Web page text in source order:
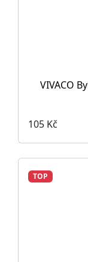
VIVACO
105 Kč
TOP